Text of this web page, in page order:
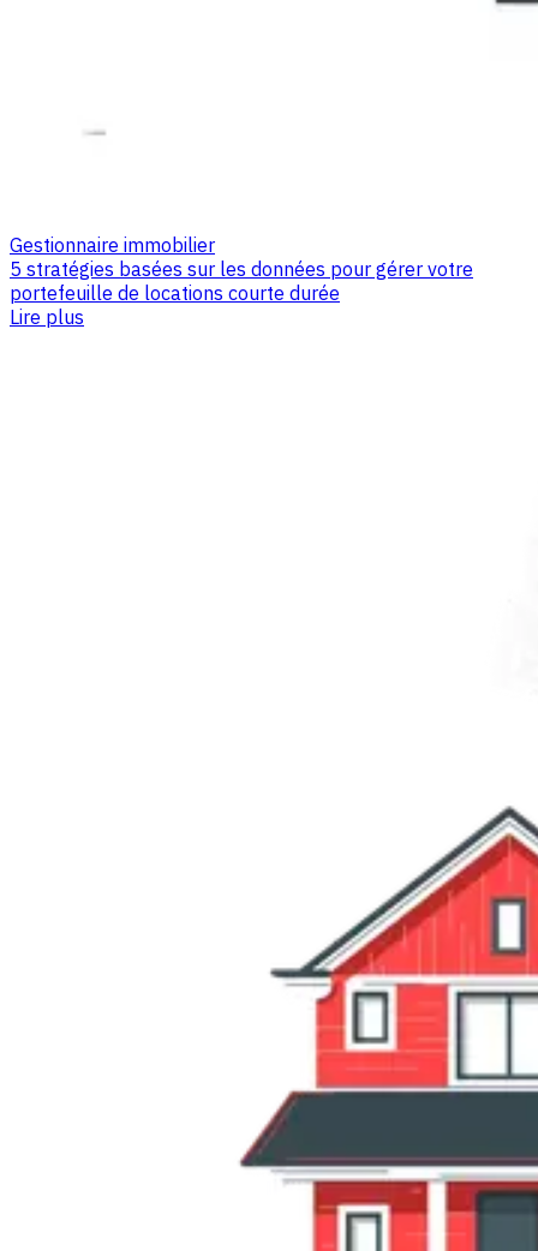
Gestionnaire immobilier
5 stratégies basées sur les données pour gérer votre
portefeuille de locations courte durée
Lire plus